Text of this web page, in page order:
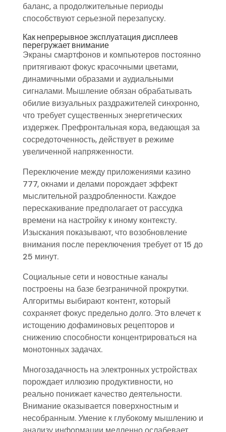
баланс, а продолжительные периоды
способствуют серьезной перезапуску.
Как непрерывное эксплуатация дисплеев
перегружает внимание
Экраны смартфонов и компьютеров постоянно
притягивают фокус красочными цветами,
динамичными образами и аудиальными
сигналами. Мышление обязан обрабатывать
обилие визуальных раздражителей синхронно,
что требует существенных энергетических
издержек. Префронтальная кора, ведающая за
сосредоточенность, действует в режиме
увеличенной напряженности.
Переключение между приложениями казино
777, окнами и делами порождает эффект
мыслительной раздробленности. Каждое
перескакивание предполагает от рассудка
времени на настройку к иному контексту.
Изыскания показывают, что возобновление
внимания после переключения требует от 15 до
25 минут.
Социальные сети и новостные каналы
построены на базе безграничной прокрутки.
Алгоритмы выбирают контент, который
сохраняет фокус предельно долго. Это влечет к
истощению дофаминовых рецепторов и
снижению способности концентрироваться на
монотонных задачах.
Многозадачность на электронных устройствах
порождает иллюзию продуктивности, но
реально понижает качество деятельности.
Внимание оказывается поверхностным и
несобранным. Умение к глубокому мышлению и